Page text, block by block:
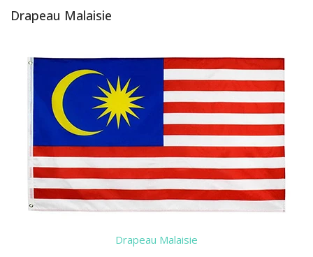
Drapeau Malaisie
Drapeau Malaisie